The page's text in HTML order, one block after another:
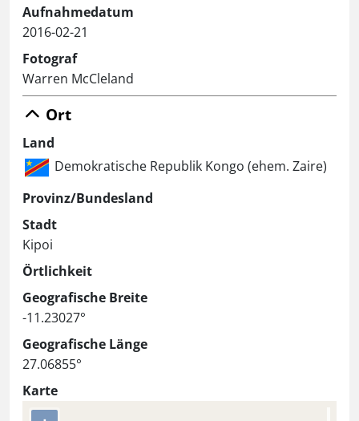
Aufnahmedatum
2016-02-21
Fotograf
Warren McCleland
Ort
Land
Demokratische Republik Kongo (ehem. Zaire)
Provinz/Bundesland
Stadt
Kipoi
Örtlichkeit
Geografische Breite
-11.23027°
Geografische Länge
27.06855°
Karte